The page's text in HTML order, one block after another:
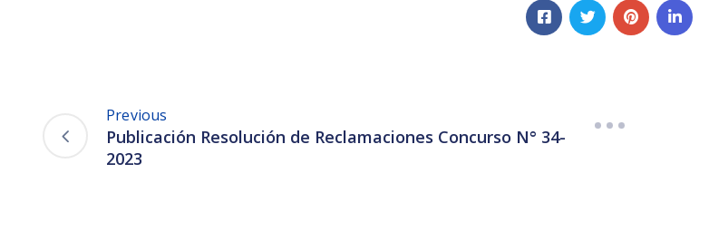
Previous
Publicación Resolución de Reclamaciones Concurso N° 34-
2023